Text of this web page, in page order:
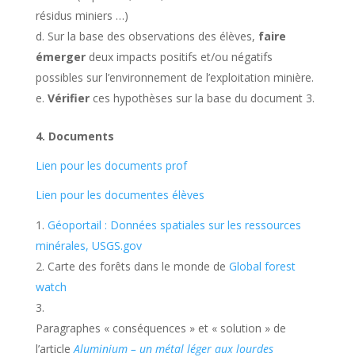
résidus miniers …)
Sur la base des observations des élèves, faire
émerger deux impacts positifs et/ou négatifs
possibles sur l’environnement de l’exploitation minière.
Vérifierces hypothèses sur la base du document 3.
4. Documents
Lien pour les documents prof
Lien pour les documentes élèves
Géoportail : Données spatiales sur les ressources
minérales, USGS.gov
Carte des forêts dans le monde de Global forest
watch
Paragraphes « conséquences » et « solution » de
l’articleAluminium – un métal léger aux lourdes